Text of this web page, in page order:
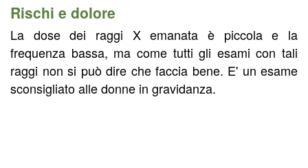
Rischi e dolore
La dose dei raggi X emanata è piccola e la
frequenza bassa, ma come tutti gli esami con tali
raggi non si può dire che faccia bene. E' un esame
sconsigliato alle donne in gravidanza.